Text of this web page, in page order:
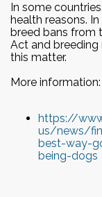
In some
health reasons.
breed bans from
Act and breeding
this matter.
More information:
https://
us/news/
best-way-
being-dogs